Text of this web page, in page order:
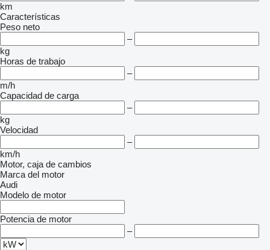
km
Características
Peso neto
–
kg
Horas de trabajo
–
m/h
Capacidad de carga
–
kg
Velocidad
–
km/h
Motor, caja de cambios
Marca del motor
Audi
Modelo de motor
Potencia de motor
–